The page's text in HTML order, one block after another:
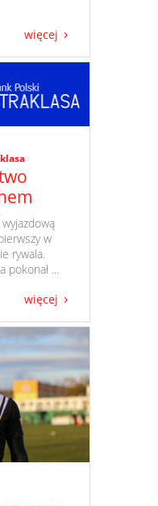
więcej
wyjazdową
w
rywala.
pokonał ...
więcej